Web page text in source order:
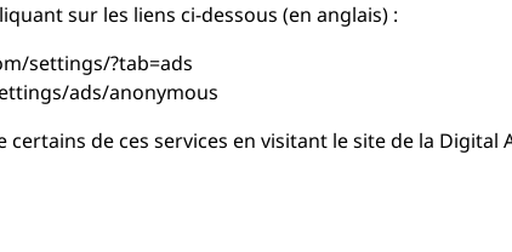
sur les liens ci-dessous (en anglais) :
settings/?tab=ads
ads/anonymous
de ces services en visitant le site de la